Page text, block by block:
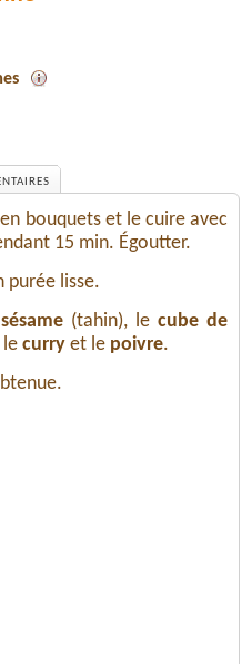
en bouquets et le cuire avec
15 min. Égoutter.
purée lisse.
(tahin), le cube de
le curry et le poivre.